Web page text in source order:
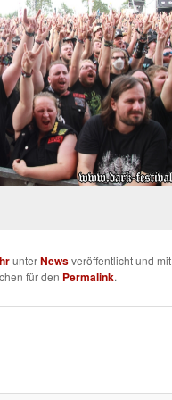
unterNewsveröffentlicht und mit
für den Permalink.